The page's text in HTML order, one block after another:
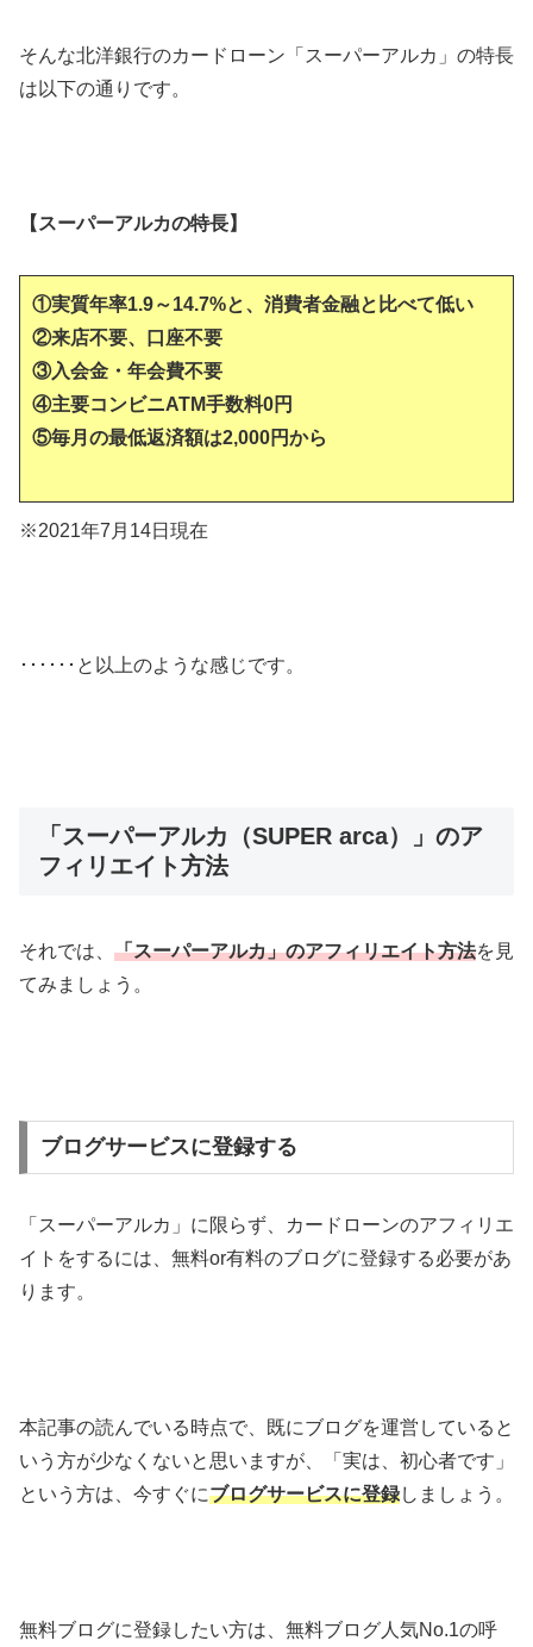
そんな北洋銀行のカードローン「スーパーアルカ」の特長
は以下の通りです。
【スーパーアルカの特長】
①実質年率1.9～14.7%と、消費者金融と比べて低い
②来店不要、口座不要
③入会金・年会費不要
④主要コンビニATM手数料0円
⑤毎月の最低返済額は2,000円から
※2021年7月14日現在
･･････と以上のような感じです。
「スーパーアルカ（SUPER arca）」のア
フィリエイト方法
それでは、 「スーパーアルカ」のアフィリエイト方法を見
てみましょう。
ブログサービスに登録する
「スーパーアルカ」に限らず、カードローンのアフィリエ
イトをするには、無料or有料のブログに登録する必要があ
ります。
本記事の読んでいる時点で、既にブログを運営していると
いう方が少なくないと思いますが、「実は、初心者です」
という方は、今すぐにブログサービスに登録しましょう。
無料ブログに登録したい方は、無料ブログ人気No.1の呼